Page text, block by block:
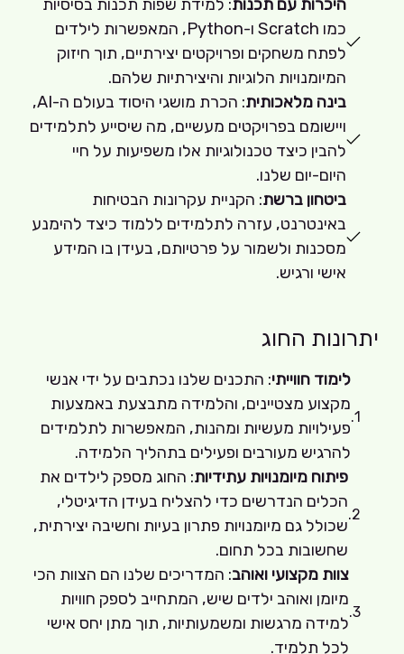
היכרות עם תכנות: למידת שפות תכנות בסיסיות
כמו Scratch ו-Python, המאפשרות לילדים
לפתח משחקים ופרויקטים יצירתיים, תוך חיזוק
המיומנויות הלוגיות והיצירתיות שלהם.
בינה מלאכותית
: הכרת מושגי היסוד בעולם ה-AI,
ויישומם בפרויקטים מעשיים, מה שיסייע לתלמידים
להבין כיצד טכנולוגיות אלו משפיעות על חיי
היום-יום שלנו.
ביטחון ברשת: הקניית עקרונות הבטיחות
באינטרנט, עזרה לתלמידים ללמוד כיצד להימנע
מסכנות ולשמור על פרטיותם, בעידן בו המידע
אישי ורגיש.
יתרונות החוג
לימוד חווייתי: התכנים שלנו נכתבים על ידי אנשי
מקצוע מצטיינים, והלמידה מתבצעת באמצעות
פעילויות מעשיות ומהנות, המאפשרות לתלמידים
להרגיש מעורבים ופעילים בתהליך הלמידה.
פיתוח מיומנויות עתידיות: החוג מספק לילדים את
הכלים הנדרשים כדי להצליח בעידן הדיגיטלי,
שכולל גם מיומנויות פתרון בעיות וחשיבה יצירתית,
שחשובות בכל תחום.
צוות מקצועי ואוהב: המדריכים שלנו הם הצוות הכי
מיומן ואוהב ילדים שיש, המתחייב לספק חוויות
למידה מרגשות ומשמעותיות, תוך מתן יחס אישי
לכל תלמיד.